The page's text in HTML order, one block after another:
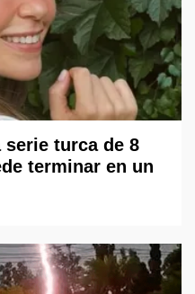
turca de 8
terminar en un